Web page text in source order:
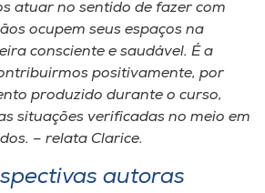
atuar no sentido de fazer com
ocupem seus espaços na
consciente e saudável. É a
positivamente, por
produzido durante o curso,
situações verificadas no meio em
– relata Clarice.
autoras